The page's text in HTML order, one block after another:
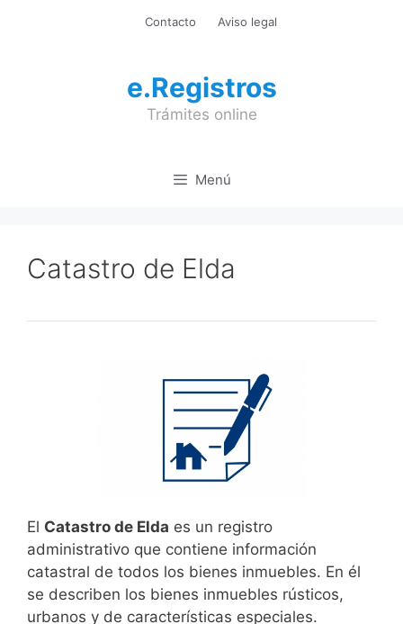
Contacto Aviso legal
e.Registros
Trámites online
Menú
Catastro de Elda
El Catastro de Elda es un registro
administrativo que contiene información
catastral de todos los bienes inmuebles. En él
se describen los bienes inmuebles rústicos,
urbanos y de características especiales.